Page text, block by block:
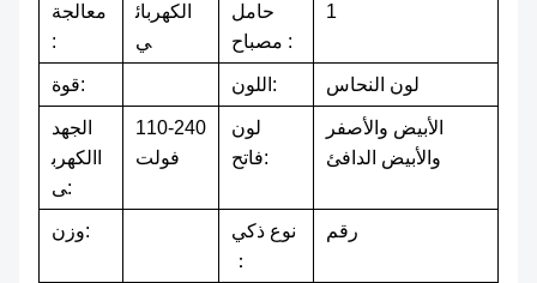
معالجة
:
الكهربائ
ي
حامل
مصباح :
1
قوة: اللون: لون النحاس
الجهد
االكهرب
ى:
110-240
فولت
لون
فاتح:
الأبيض والأصفر
والأبيض الدافئ
وزن:
نوع ذكي
：
رقم